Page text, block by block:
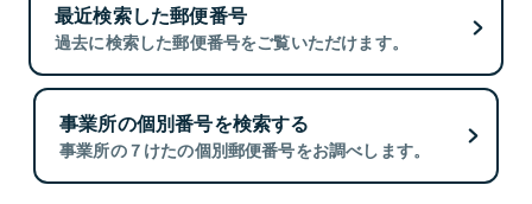
最近検索した郵便番号
過去に検索した郵便番号をご覧いただけます。
事業所の個別番号を検索する
事業所の７けたの個別郵便番号をお調べします。